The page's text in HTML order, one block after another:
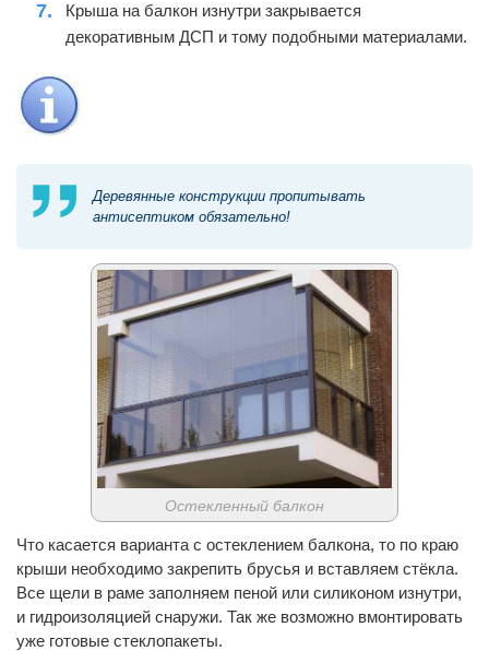
Крыша на балкон изнутри закрывается
декоративным ДСП и тому подобными материалами.
Деревянные конструкции пропитывать
антисептиком обязательно!
Остекленный балкон
Что касается варианта с остеклением балкона, то по краю
крыши необходимо закрепить брусья и вставляем стёкла.
Все щели в раме заполняем пеной или силиконом изнутри,
и гидроизоляцией снаружи. Так же возможно вмонтировать
уже готовые стеклопакеты.